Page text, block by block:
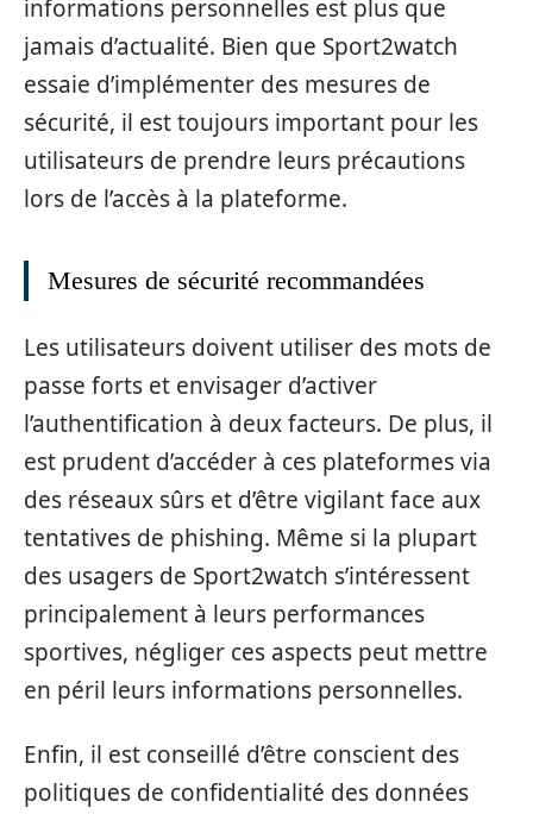
informations personnelles est plus que
jamais d’actualité. Bien que Sport2watch
essaie d’implémenter des mesures de
sécurité, il est toujours important pour les
utilisateurs de prendre leurs précautions
lors de l’accès à la plateforme.
Mesures de sécurité recommandées
Les utilisateurs doivent utiliser des mots de
passe forts et envisager d’activer
l’authentification à deux facteurs. De plus, il
est prudent d’accéder à ces plateformes via
des réseaux sûrs et d’être vigilant face aux
tentatives de phishing. Même si la plupart
des usagers de Sport2watch s’intéressent
principalement à leurs performances
sportives, négliger ces aspects peut mettre
en péril leurs informations personnelles.
Enfin, il est conseillé d’être conscient des
politiques de confidentialité des données